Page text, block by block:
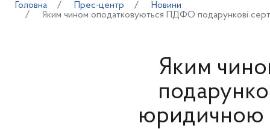
Головна Прес-центр
Новини
Яким чином оподатковуються ПДФО подарункові
Яким
юридичною